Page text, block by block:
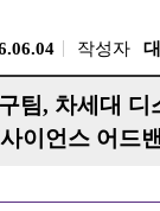
작성자
팀, 차세대 디
이언스 어드